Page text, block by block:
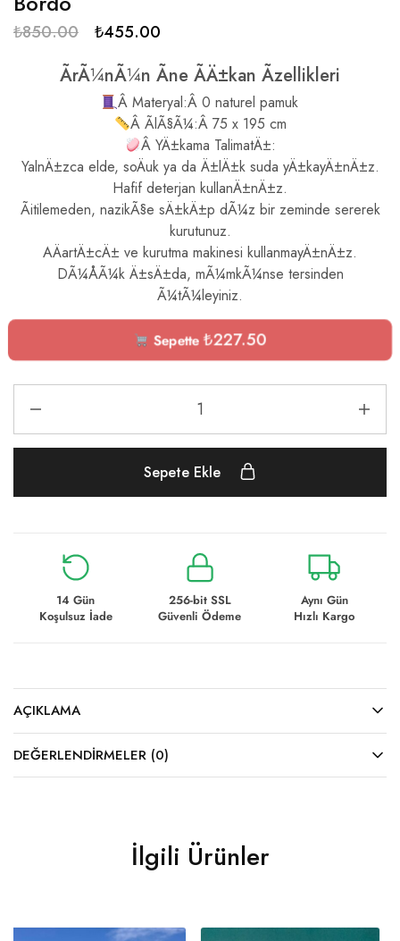
₺850.00 ₺455.00
ÃrÃ¼nÃ¼n Ãne ÃÄ±kan Ãzellikleri
Â Materyal:Â 0 naturel pamuk
Â ÃlÃ§Ã¼:Â 75 x 195 cm
Â YÄ±kama TalimatÄ±:
YalnÄ±zca elde, soÄuk ya da Ä±lÄ±k suda yÄ±kayÄ±nÄ±z.
Hafif deterjan kullanÄ±nÄ±z.
Ãitilemeden, nazikÃ§e sÄ±kÄ±p dÃ¼z bir zeminde sererek
kurutunuz.
AÄartÄ±cÄ± ve kurutma makinesi kullanmayÄ±nÄ±z.
DÃ¼ÅÃ¼k Ä±sÄ±da, mÃ¼mkÃ¼nse tersinden
Ã¼tÃ¼leyiniz.
Sepette₺227.50
Sepete Ekle
14 Gün
Koşulsuz İade
256-bit SSL
Güvenli Ödeme
Aynı Gün
Hızlı Kargo
AÇIKLAMA
DEĞERLENDIRMELER (0)
İlgili Ürünler